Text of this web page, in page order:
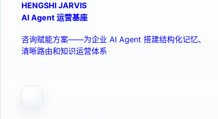
HENGSHI JARVIS
AI Agent 运营基座
咨询赋能方案——为企业 AI Agent 搭建结构化记忆、
清晰路由和知识运营体系